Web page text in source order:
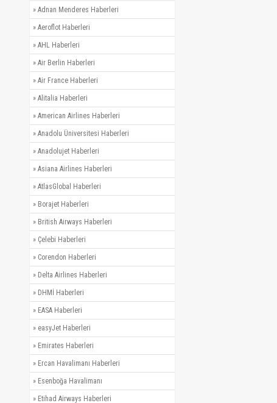
» Adnan Menderes Haberleri
» Aeroflot Haberleri
» AHL Haberleri
» Air Berlin Haberleri
» Air France Haberleri
» Alitalia Haberleri
» American Airlines Haberleri
» Anadolu Üniversitesi Haberleri
» Anadolujet Haberleri
» Asiana Airlines Haberleri
» AtlasGlobal Haberleri
» Borajet Haberleri
» British Airways Haberleri
» Çelebi Haberleri
» Corendon Haberleri
» Delta Airlines Haberleri
» DHMİ Haberleri
» EASA Haberleri
» easyJet Haberleri
» Emirates Haberleri
» Ercan Havalimanı Haberleri
» Esenboğa Havalimanı
» Etihad Airways Haberleri